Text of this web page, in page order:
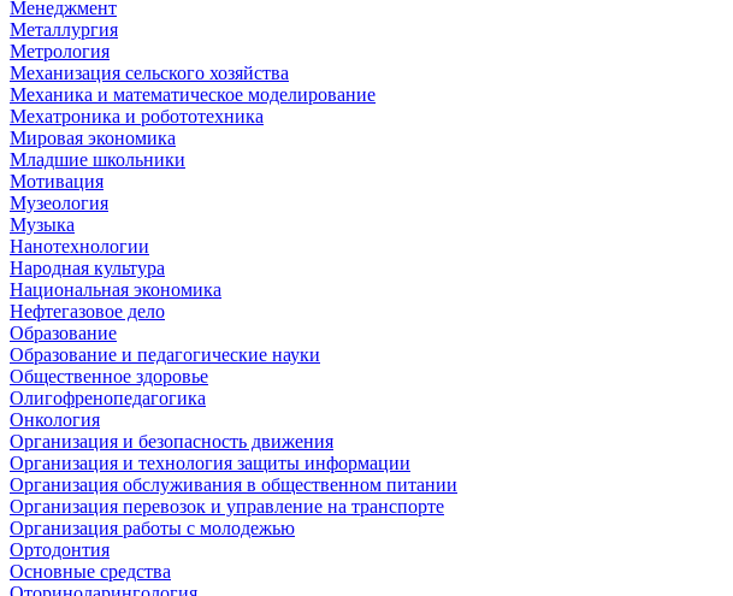
Менеджмент
Металлургия
Метрология
Механизация сельского хозяйства
Механика и математическое моделирование
Мехатроника и робототехника
Мировая экономика
Младшие школьники
Мотивация
Музеология
Музыка
Нанотехнологии
Народная культура
Национальная экономика
Нефтегазовое дело
Образование
Образование и педагогические науки
Общественное здоровье
Олигофренопедагогика
Онкология
Организация и безопасность движения
Организация и технология защиты информации
Организация обслуживания в общественном питании
Организация перевозок и управление на транспорте
Организация работы с молодежью
Ортодонтия
Основные средства